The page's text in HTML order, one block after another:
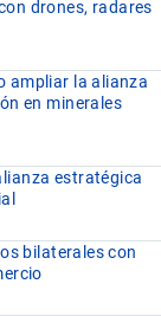
drones, radares
ampliar la alianza
en minerales
estratégica
bilaterales con